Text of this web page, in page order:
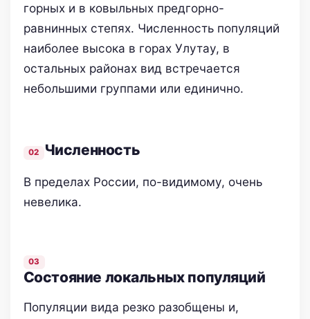
горных и в ковыльных предгорно-
равнинных степях. Численность популяций
наиболее высока в горах Улутау, в
остальных районах вид встречается
небольшими группами или единично.
Численность
В пределах России, по-видимому, очень
невелика.
Состояние локальных популяций
Популяции вида резко разобщены и,